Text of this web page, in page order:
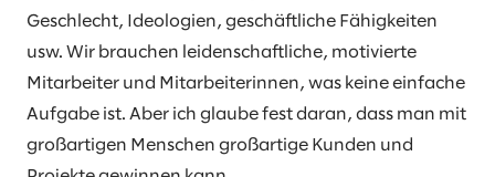
Geschlecht, Ideologien, geschäftliche Fähigkeiten
usw. Wir brauchen leidenschaftliche, motivierte
Mitarbeiter und Mitarbeiterinnen, was keine einfache
Aufgabe ist. Aber ich glaube fest daran, dass man mit
großartigen Menschen großartige Kunden und